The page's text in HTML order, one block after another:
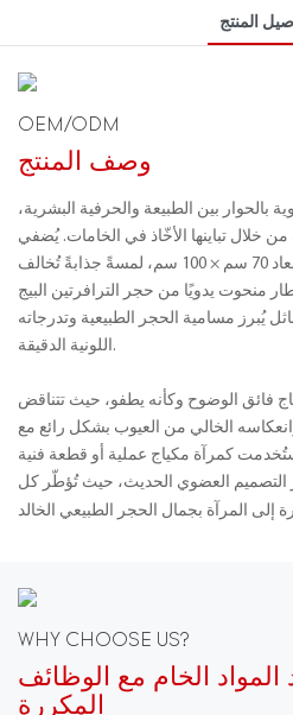
المنتج
OEM/ODM
وصف المنتج
بالحوار بين الطبيعة والحرفية البشرية،
خلال تباينها الأخّاذ في الخامات. يُضفي
شكلها البيضاوي غير المنتظم، بأبعاد 70 سم × 100 سم، لمسةً جذابةً تُخالف
منحوت يدويًا من حجر الترافرتين البيج
يُبرز مسامية الحجر الطبيعية وتدرجاته
اللونية الدقيقة.
فائق الوضوح وكأنه يطفو، حيث تتناقض
الخالي من العيوب بشكل رائع مع
كمرآة مكياج عملية أو قطعة فنية
التصميم العضوي الحديث، حيث تُؤطّر كل
WHY CHOOSE US?
الخام مع الوظائف
المكررة